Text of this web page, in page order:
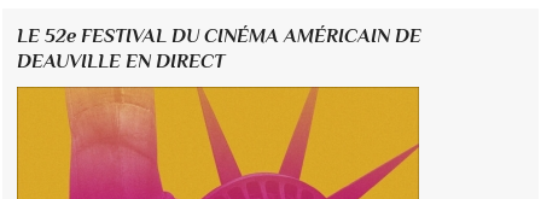
LE 52e FESTIVAL DU CINÉMA AMÉRICAIN DE
DEAUVILLE EN DIRECT